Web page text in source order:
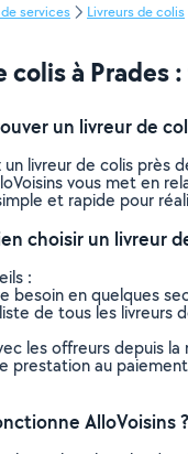
services Livreurs de colis
colis à Prades
un livreur de
un livreur de colis
vous met en
et rapide pour
choisir un livreur
:
besoin en quelques
de tous les livreurs
les offreurs depuis
prestation au
AlloVoisins ?